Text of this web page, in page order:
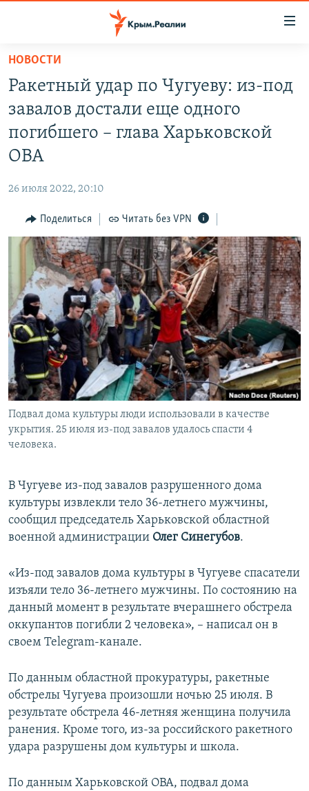
Вернуться
основному
содержанию
Вернутся
главной
Вернутся
поиску
ГРУЗ 200
КАРТА ВОЕННЫХ ОБЪЕКТОВ КРЫМА
ИСТОРИЯ
ИНФОГРАФИКА
ТЕЛЕПРОЕКТ КРЫМ.РЕАЛИИ
СОВЕТЫ ПРАВОЗАЩИТНИКОВ
ПРОПАВШИЕ БЕЗ ВЕСТИ
ПОБЕДИТЕЛЕЙ НЕ СУДЯТ?
КРЫМ.НЕПОКОРЕННЫЙ
ELIFBE
УКРАИНСКАЯ ПРОБЛЕМА КРЫМА
РАДІО СВОБОДА
КАК ОБОЙТИ БЛОКИРОВКУ
Українською
Qırımtatar
ПРИСОЕДИНЯЙТЕСЬ!
Все сайты RFE/RL
НОВОСТИ
Ракетный удар по Чугуеву: из-под
завалов достали еще одного
погибшего – глава Харьковской
ОВА
26 июля 2022, 20:10
Поделиться Читать без VPN
Подвал дома культуры люди использовали в качестве
укрытия. 25 июля из-под завалов удалось спасти 4
человека.
В Чугуеве из-под завалов разрушенного дома
культуры извлекли тело 36-летнего мужчины,
сообщил председатель Харьковской областной
военной администрации Олег Синегубов.
«Из-под завалов дома культуры в Чугуеве спасатели
изъяли тело 36-летнего мужчины. По состоянию на
данный момент в результате вчерашнего обстрела
оккупантов погибли 2 человека», – написал он в
своем Telegram-канале.
По данным областной прокуратуры, ракетные
обстрелы Чугуева произошли ночью 25 июля. В
результате обстрела 46-летняя женщина получила
ранения. Кроме того, из-за российского ракетного
удара разрушены дом культуры и школа.
По данным Харьковской ОВА, подвал дома